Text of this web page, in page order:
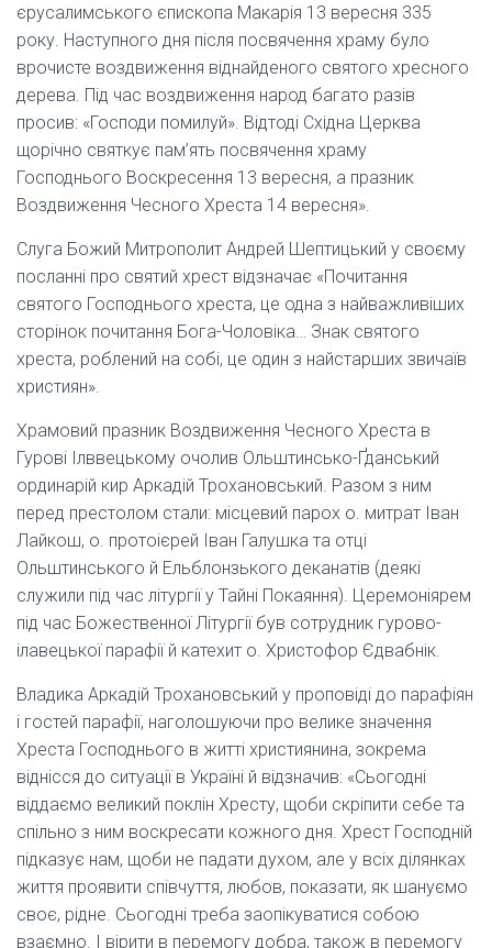
єрусалимського єпископа Макарія 13 вересня 335
року. Наступного дня після посвячення храму було
врочисте воздвиження від­найденого святого хресного
дерева. Під час воздвиження народ багато разів
просив: «Господи помилуй». Відтоді Східна Церква
щорічно святкує пам’ять посвячення храму
Господнього Воскре­сення 13 вересня, а празник
Воздвиження Чесного Хреста 14 вересня».
Слуга Божий Митрополит Андрей Шептицький у своєму
посланні про святий хрест відзначає «Почитання
святого Господнього хреста, це одна з найважливіших
сторінок почитання Бога-Чоловіка… Знак святого
хреста, роблений на собі, це один з найстарших звичаїв
християн».
Храмовий празник Воздвиження Чесного Хреста в
Гурові Ілввецькому очолив Ольштинсько-Ґданський
ординарій кир Аркадій Трохановський. Разом з ним
перед престолом стали: місцевий парох о. митрат Іван
Лайкош, о. протоієрей Іван Галушка та отці
Ольштинського й Ельблонзького деканатів (деякі
служили під час літургії у Тайні Покаяння). Церемоніярем
під час Божественної Літургії був сотрудник гурово-
ілавецької парафії й катехит о. Христофор Єдвабнік.
Владика Аркадій Трохановський у проповіді до парафіян
і гостей парафії, наголошуючи про велике значення
Хреста Господнього в житті християнина, зокрема
віднісся до ситуації в Україні й відзначив: «Сьогодні
віддаємо великий поклін Хресту, щоби скріпити себе та
спільно з ним воскресати кожного дня. Хрест Господній
підказує нам, щоби не падати духом, але у всіх ділянках
життя проявити співчуття, любов, показати, як шануємо
своє, рідне. Сьогодні треба заопікуватися собою
взаємно. І вірити в перемогу добра, також в перемогу